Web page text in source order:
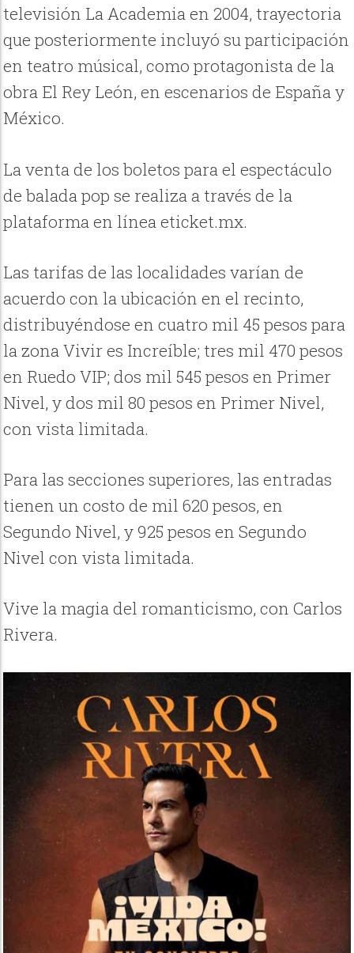
televisión La Academia en 2004, trayectoria
que posteriormente incluyó su participación
en teatro músical, como protagonista de la
obra El Rey León, en escenarios de España y
México.
La venta de los boletos para el espectáculo
de balada pop se realiza a través de la
plataforma en línea eticket.mx.
Las tarifas de las localidades varían de
acuerdo con la ubicación en el recinto,
distribuyéndose en cuatro mil 45 pesos para
la zona Vivir es Increíble; tres mil 470 pesos
en Ruedo VIP; dos mil 545 pesos en Primer
Nivel, y dos mil 80 pesos en Primer Nivel,
con vista limitada.
Para las secciones superiores, las entradas
tienen un costo de mil 620 pesos, en
Segundo Nivel, y 925 pesos en Segundo
Nivel con vista limitada.
Vive la magia del romanticismo, con Carlos
Rivera.